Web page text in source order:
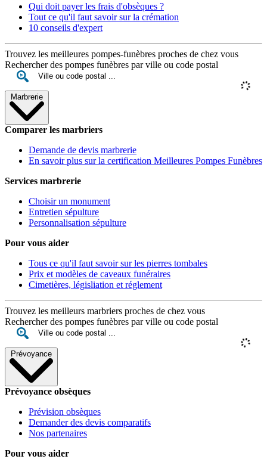
Qui doit payer les frais d'obsèques ?
Tout ce qu'il faut savoir sur la crémation
10 conseils d'expert
Trouvez les meilleures pompes-funèbres proches de chez vous
Rechercher des pompes funèbres par ville ou code postal
Marbrerie
Comparer les marbriers
Demande de devis marbrerie
En savoir plus sur la certification Meilleures Pompes Funèbres
Services marbrerie
Choisir un monument
Entretien sépulture
Personnalisation sépulture
Pour vous aider
Tous ce qu'il faut savoir sur les pierres tombales
Prix et modèles de caveaux funéraires
Cimetières, législiation et réglement
Trouvez les meilleurs marbriers proches de chez vous
Rechercher des pompes funèbres par ville ou code postal
Prévoyance
Prévoyance obsèques
Prévision obsèques
Demander des devis comparatifs
Nos partenaires
Pour vous aider